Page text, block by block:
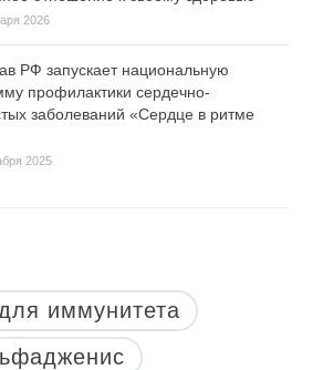
2026
РФ запускает национальную
профилактики сердечно-
заболеваний «Сердце в ритме
2025
иммунитета